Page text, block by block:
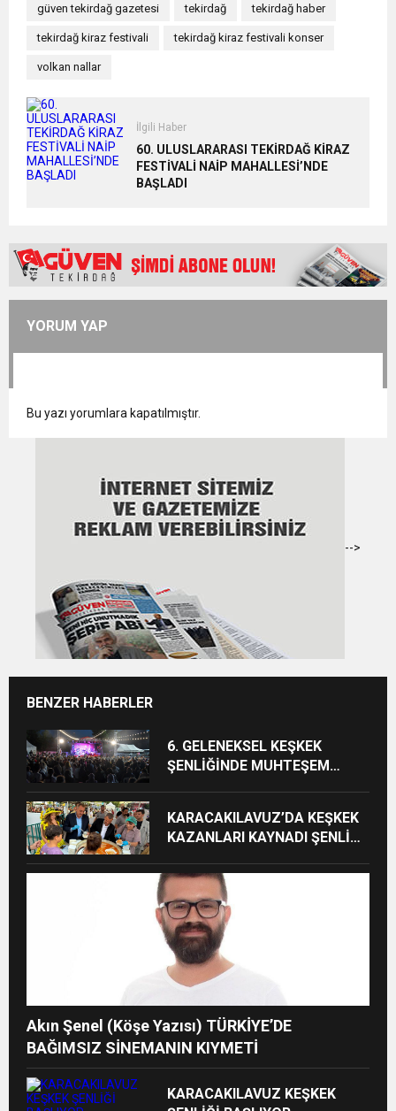
güven tekirdağ gazetesi tekirdağ tekirdağ haber
tekirdağ kiraz festivali tekirdağ kiraz festivali konser
volkan nallar
İlgili Haber
60. ULUSLARARASI TEKİRDAĞ KİRAZ
FESTİVALİ NAİP MAHALLESİ’NDE
BAŞLADI
YORUM YAP
Bu yazı yorumlara kapatılmıştır.
-->
BENZER HABERLER
6. GELENEKSEL KEŞKEK
ŞENLİĞİNDE MUHTEŞEM
KARACAKILAVUZ’DA KEŞKEK
KAZANLARI KAYNADI ŞENLİK
Akın Şenel (Köşe Yazısı) TÜRKİYE’DE
BAĞIMSIZ SİNEMANIN KIYMETİ
KARACAKILAVUZ KEŞKEK